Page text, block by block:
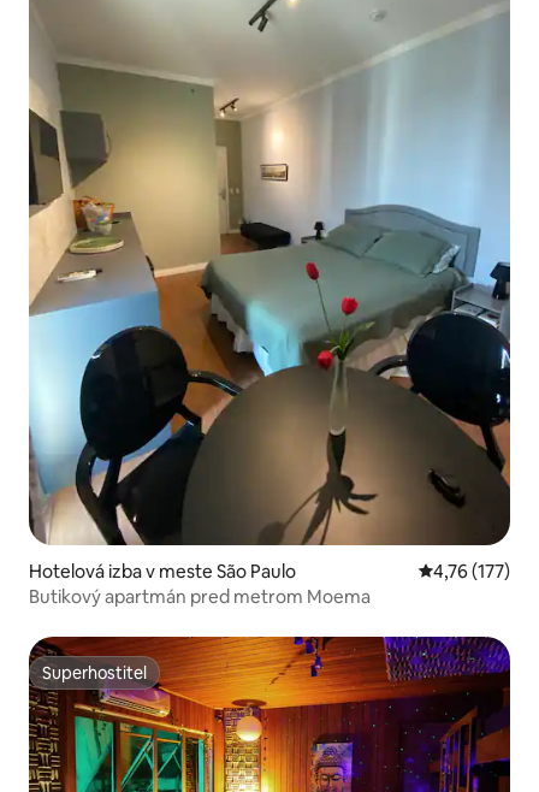
Hotelová izba v meste São Paulo Priemerné
4,76 (177)
Butikový apartmán pred metrom Moema
Superhostiteľ
Superhostiteľ